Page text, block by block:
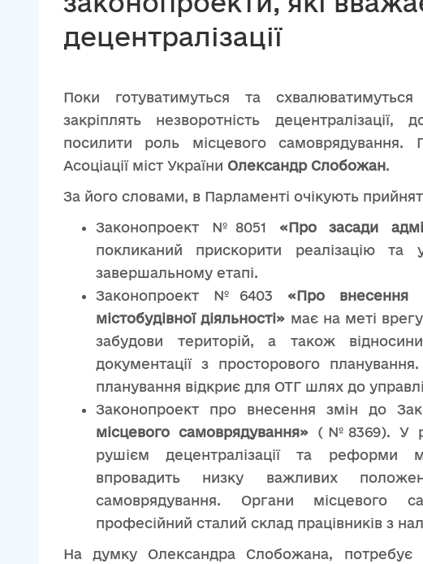
децентралізації
Поки готуватимуться та схвалюватимуться
закріплять незворотність
посилити роль місцевого
Асоціації міст України Олександр Слобожан.
За його словами, в Парламенті очікують
Законопроект №8051 «Про засади
покликаний прискорити реалізацію
завершальному етапі.
Законопроект №6403 «Про внесення
містобудівної діяльності» має на меті
забудови територій, а також
документації з просторового
планування відкриє для ОТГ шлях до
Законопроект про внесення змін до
місцевого самоврядування» (№8369). У
рушієм децентралізації та реформи
впровадить низку важливих
самоврядування. Органи місцевого
професійний сталий склад працівників з
На думку Олександра Слобожана,